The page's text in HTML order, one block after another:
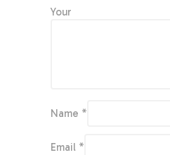
Name *
Email *